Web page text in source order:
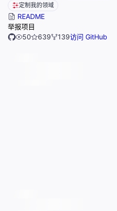
定制我的领域
README
举报项目
50
639 139访问 GitHub